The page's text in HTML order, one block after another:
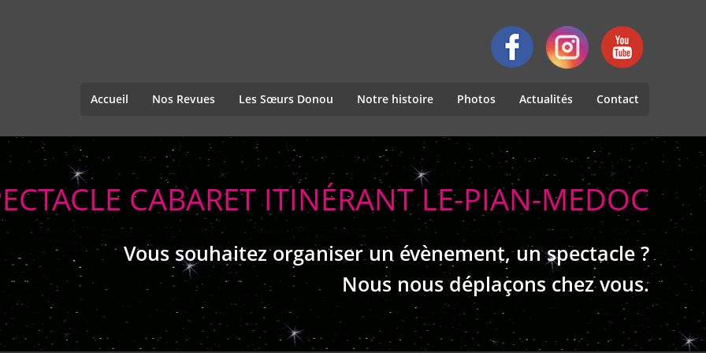
Accueil Nos Revues Les Sœurs Donou Notre histoire Photos Actualités Contact
CABARET ITINÉRANT LE-PIAN-MEDOC
Vous souhaitez organiser un évènement, un spectacle ?
Nous nous déplaçons chez vous.